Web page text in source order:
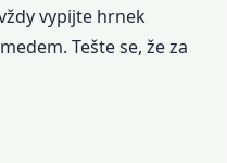
vypijte hrnek
Tešte se, že za